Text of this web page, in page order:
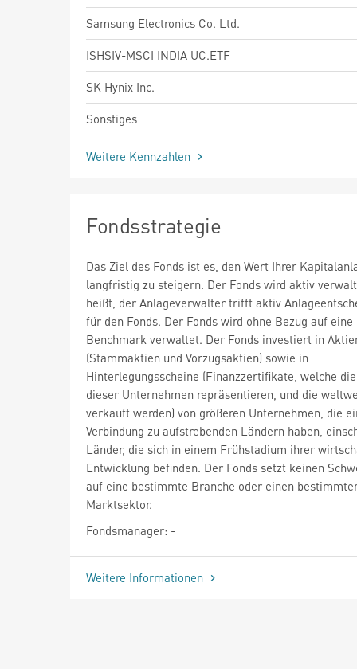
Samsung Electronics Co. Ltd.
ISHSIV-MSCI INDIA UC.ETF
SK Hynix Inc.
Sonstiges
Weitere Kennzahlen
Fondsstrategie
Das Ziel des Fonds ist es, den Wert Ihrer
langfristig zu steigern. Der Fonds wird aktiv
heißt, der Anlageverwalter trifft aktiv
für den Fonds. Der Fonds wird ohne Bezug auf eine
Benchmark verwaltet. Der Fonds investiert in
(Stammaktien und Vorzugsaktien) sowie in
Hinterlegungsscheine (Finanzzertifikate, welche
dieser Unternehmen repräsentieren, und die
verkauft werden) von größeren Unternehmen, die
Verbindung zu aufstrebenden Ländern haben,
Länder, die sich in einem Frühstadium ihrer
Entwicklung befinden. Der Fonds setzt keinen
auf eine bestimmte Branche oder einen
Marktsektor.
Fondsmanager: -
Weitere Informationen